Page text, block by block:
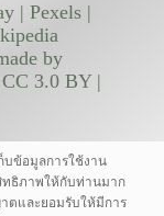
| Pexels |
by
3.0 BY |
บข้อมูลการใช้งาน
ทธิภาพให้กับท่านมาก
ตและยอมรับให้มีการ